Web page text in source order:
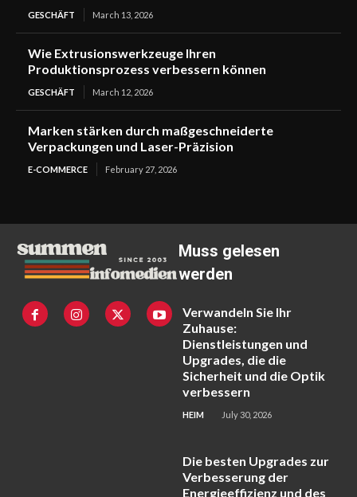
GESCHÄFT March 13, 2026
Wie Extrusionswerkzeuge Ihren
Produktionsprozess verbessern können
GESCHÄFT March 12, 2026
Marken stärken durch maßgeschneiderte
Verpackungen und Laser-Präzision
E-COMMERCE February 27, 2026
Muss gelesen
werden
Verwandeln Sie Ihr
Zuhause:
Dienstleistungen und
Upgrades, die die
Sicherheit und die Optik
verbessern
HEIM July 30, 2026
Die besten Upgrades zur
Verbesserung der
Energieeffizienz und des